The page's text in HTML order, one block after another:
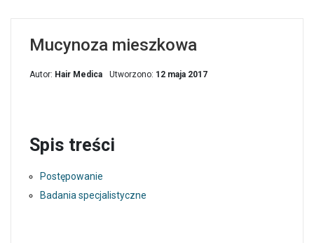
Mucynoza mieszkowa
Autor: Hair Medica Utworzono: 12 maja 2017
Spis treści
Postępowanie
Badania specjalistyczne